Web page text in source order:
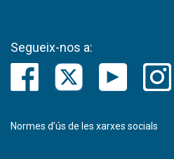
Segueix-nos a:
Normes d’ús de les xarxes socials